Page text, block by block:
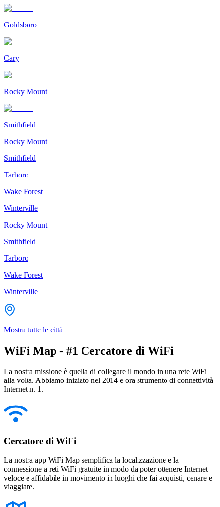
Goldsboro
Cary
Rocky Mount
Smithfield
Rocky Mount
Smithfield
Tarboro
Wake Forest
Winterville
Rocky Mount
Smithfield
Tarboro
Wake Forest
Winterville
Mostra tutte le città
WiFi Map - #1 Cercatore di WiFi
La nostra missione è quella di collegare il mondo in una rete WiFi
alla volta. Abbiamo iniziato nel 2014 e ora strumento di connettività
Internet n. 1.
Cercatore di WiFi
La nostra app WiFi Map semplifica la localizzazione e la
connessione a reti WiFi gratuite in modo da poter ottenere Internet
veloce e affidabile in movimento in luoghi che fai acquisti, cenare e
viaggiare.